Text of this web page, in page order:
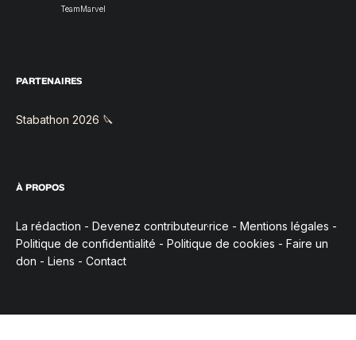
TeamMarvel
PARTENAIRES
Stabathon 2026 🔪
À PROPOS
La rédaction - Devenez contributeur·rice - Mentions légales -
Politique de confidentialité - Politique de cookies - Faire un
don - Liens - Contact